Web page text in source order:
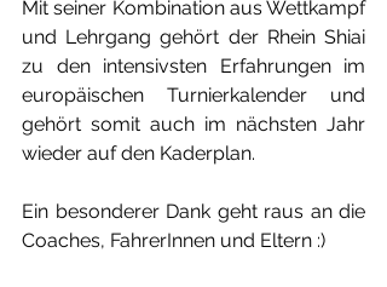
Mit seiner Kombination aus Wettkampf
und Lehrgang gehört der Rhein Shiai
zu den intensivsten Erfahrungen im
europäischen Turnierkalender und
gehört somit auch im nächsten Jahr
wieder auf den Kaderplan.
Ein besonderer Dank geht raus an die
Coaches, FahrerInnen und Eltern :)